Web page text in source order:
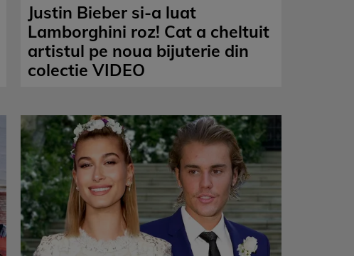
Justin Bieber si-a luat
Lamborghini roz! Cat a cheltuit
artistul pe noua bijuterie din
colectie VIDEO